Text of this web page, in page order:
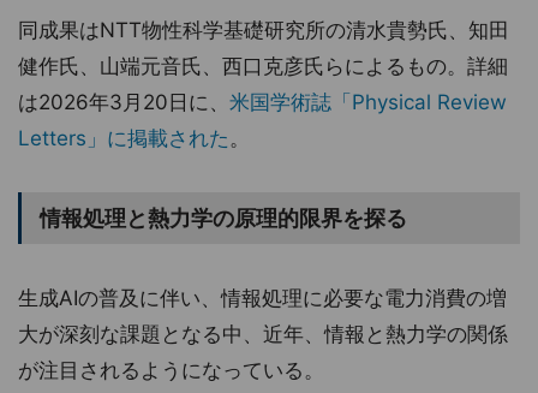
同成果はNTT物性科学基礎研究所の清水貴勢氏、知田
健作氏、山端元音氏、西口克彦氏らによるもの。詳細
は2026年3月20日に、 米国学術誌「Physical Review
Letters」に掲載された。
情報処理と熱力学の原理的限界を探る
生成AIの普及に伴い、情報処理に必要な電力消費の増
大が深刻な課題となる中、近年、情報と熱力学の関係
が注目されるようになっている。